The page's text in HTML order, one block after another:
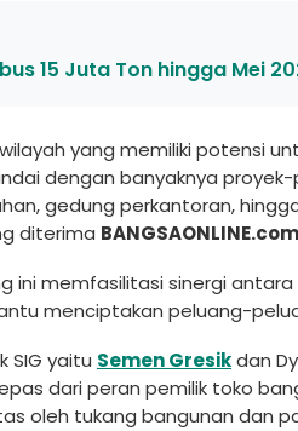
15 Juta Ton hingga Mei
yang memiliki potensi
dengan banyaknya
gedung perkantoran,
diterima BANGSAONLINE.com
ini memfasilitasi sinergi
menciptakan peluang-
SIG yaitu Semen Gresikdan
dari peran pemilik toko
oleh tukang bangunan dan